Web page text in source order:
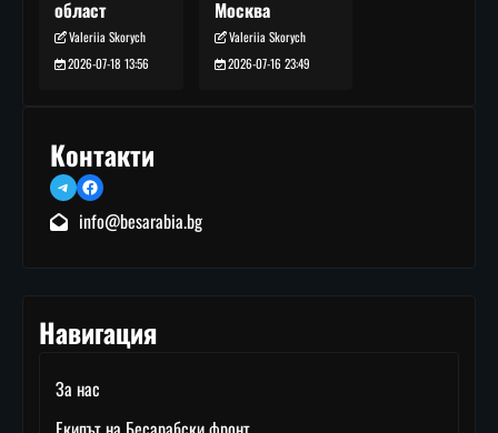
област
Valeriia Skorych
2026-07-18 13:56
Москва
Valeriia Skorych
2026-07-16 23:49
Контакти
TelegramFacebook
info@besarabia.bg
Навигация
За нас